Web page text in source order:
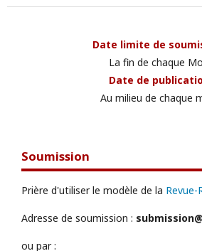
Date limite de
La fin de chaque
Date de
Au milieu de chaque
Soumission
Prière d'utiliser le modèle de la Revue-
Adresse de soumission :
ou par :